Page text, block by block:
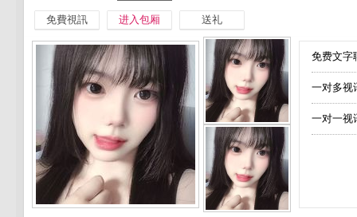
免費視訊 进入包厢 送礼
免费文
一对多
一对一